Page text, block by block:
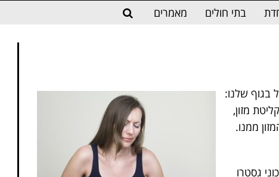
בתי חולים מאמרים
בגוף שלנו:
מזון,
ממנו.
גסטרו